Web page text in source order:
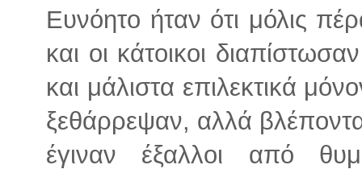
Ευνόητο ήταν ότι μόλις
και οι κάτοικοι
και μάλιστα επιλεκτικά
ξεθάρρεψαν, αλλά
έγιναν έξαλλοι από